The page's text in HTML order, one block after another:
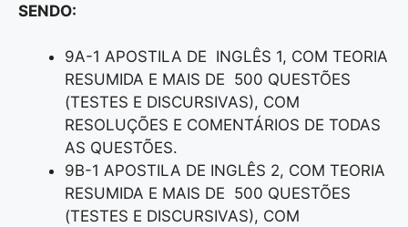
SENDO:
9A-1 APOSTILA DE INGLÊS 1, COM TEORIA
RESUMIDA E MAIS DE 500 QUESTÕES
(TESTES E DISCURSIVAS), COM
RESOLUÇÕES E COMENTÁRIOS DE TODAS
AS QUESTÕES.
9B-1 APOSTILA DE INGLÊS 2, COM TEORIA
RESUMIDA E MAIS DE 500 QUESTÕES
(TESTES E DISCURSIVAS), COM